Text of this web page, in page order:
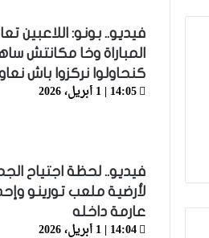
فيديو.. بونو: اللاعبين
المباراة وخا مكانتش
كنحاولوا نركزوا باش
14:05 | 1 أبريل، 2026
فيديو.. لحظة اجتياح
لأرضية ملعب تورينو
عارمة داخله
14:04 | 1 أبريل، 2026